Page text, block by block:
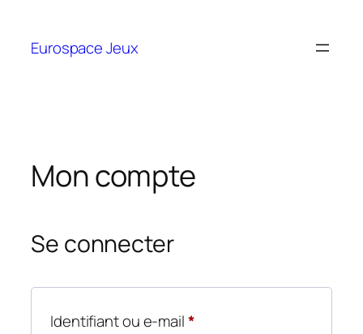
Eurospace Jeux
Mon compte
Se connecter
Identifiant ou e-mail*